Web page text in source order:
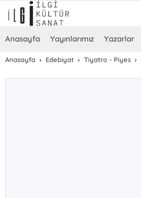
Anasayfa Yayınlarımız Yazarlar
Anasayfa Edebiyat Tiyatro - Piyes